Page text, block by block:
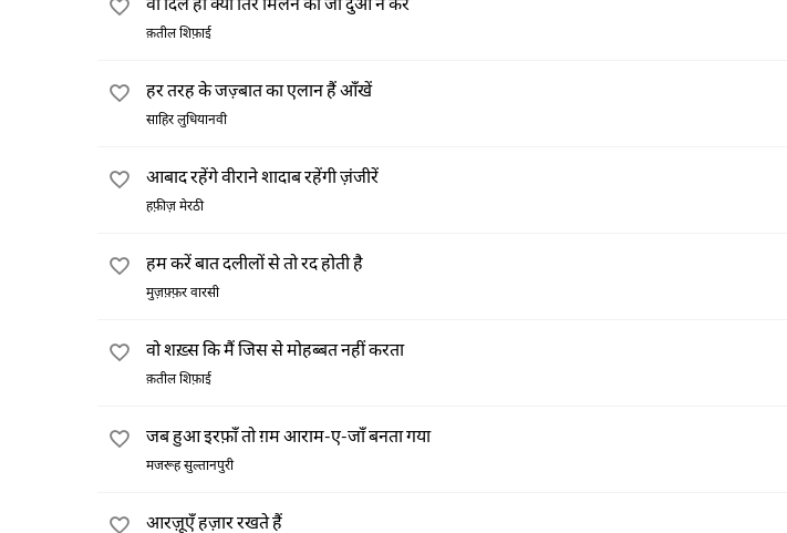
क़तील शिफ़ाई
हर तरह के जज़्बात का एलान हैं आँखें
साहिर लुधियानवी
आबाद रहेंगे वीराने शादाब रहेंगी ज़ंजीरें
हफ़ीज़ मेरठी
हम करें बात दलीलों से तो रद होती है
मुज़फ़्फ़र वारसी
वो शख़्स कि मैं जिस से मोहब्बत नहीं करता
क़तील शिफ़ाई
जब हुआ इरफ़ाँ तो ग़म आराम-ए-जाँ बनता गया
मजरूह सुल्तानपुरी
आरज़ूएँ हज़ार रखते हैं